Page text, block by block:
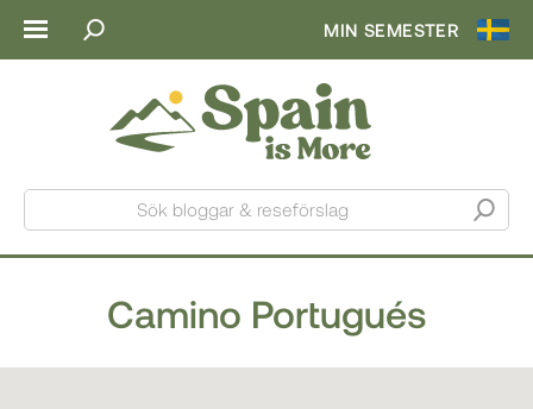
MIN SEMESTER
Sök bloggar & reseförslag
Camino Portugués